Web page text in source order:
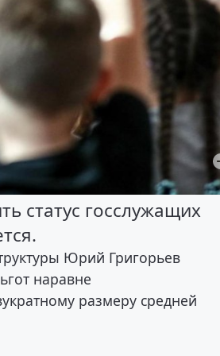
статус госслужащих
Юрий Григорьев
наравне
размеру средней